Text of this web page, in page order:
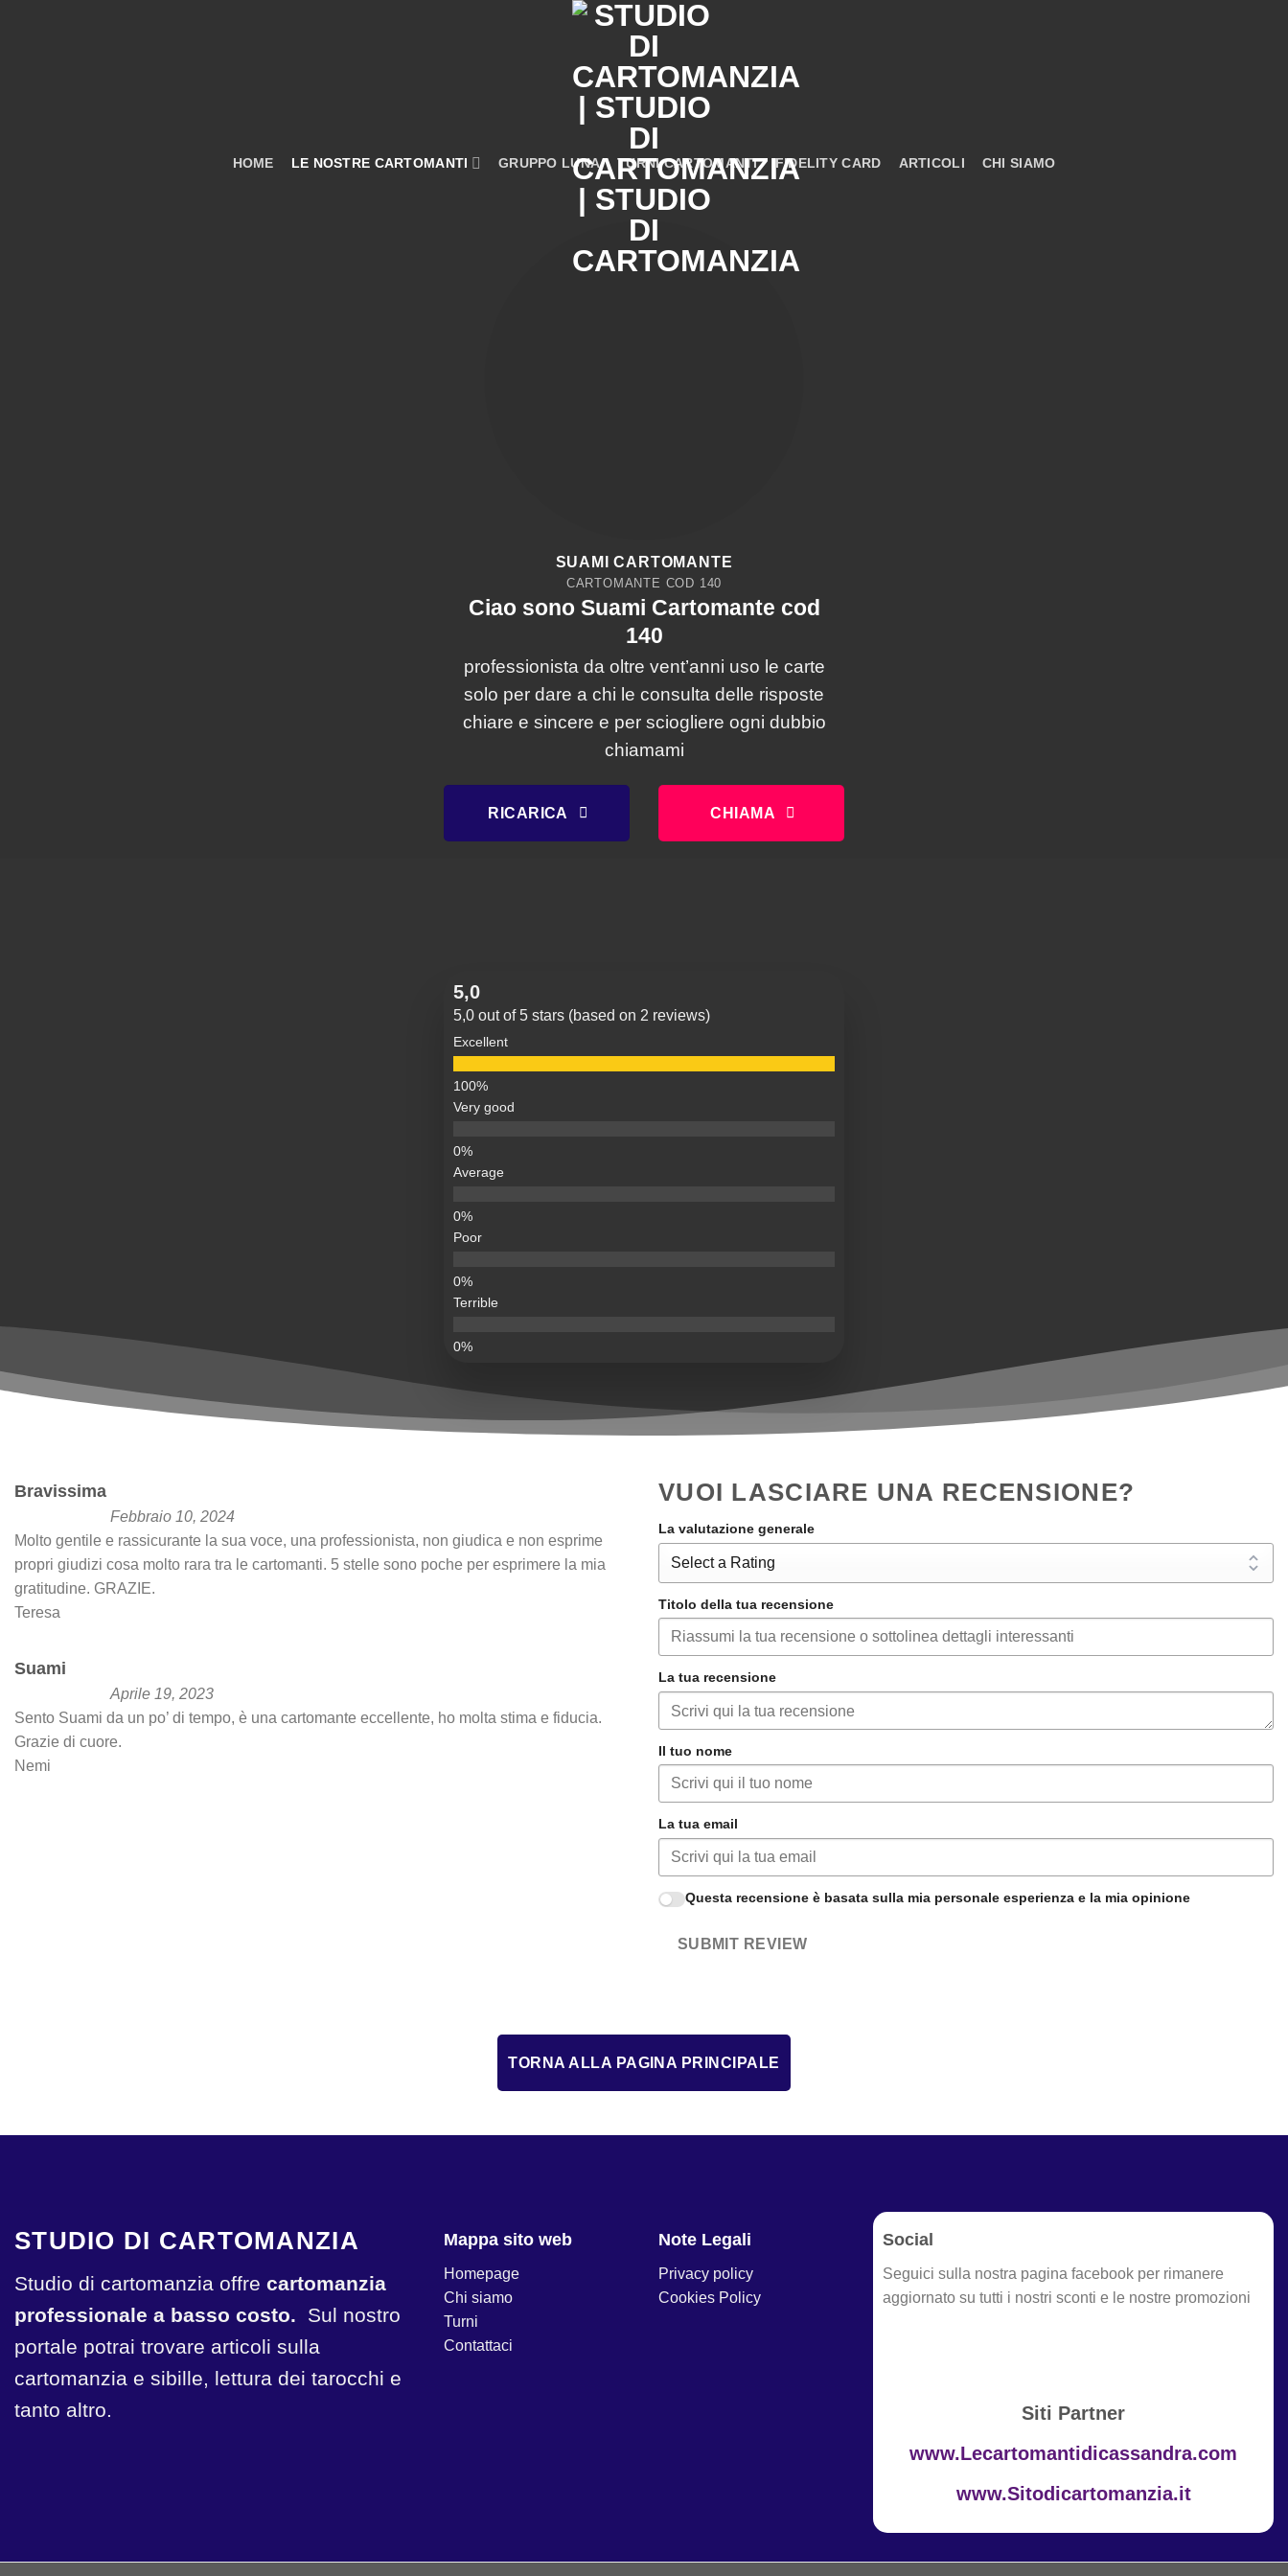
HOME LE NOSTRE CARTOMANTI GRUPPO LUNA TURNI CARTOMANTI FIDELITY CARD ARTICOLI CHI SIAMO
SUAMI CARTOMANTE
CARTOMANTE COD 140
Ciao sono Suami Cartomante cod
140
professionista da oltre vent’anni uso le carte
solo per dare a chi le consulta delle risposte
chiare e sincere e per sciogliere ogni dubbio
chiamami
RICARICA CHIAMA
5,0
5,0 out of 5 stars (based on 2 reviews)
Excellent
Very good
Average
Poor
Terrible
Bravissima
Febbraio 10, 2024
Molto gentile e rassicurante la sua voce, una professionista, non giudica e non esprime
propri giudizi cosa molto rara tra le cartomanti. 5 stelle sono poche per esprimere la mia
gratitudine. GRAZIE.
Teresa
Suami
Aprile 19, 2023
Sento Suami da un po’ di tempo, è una cartomante eccellente, ho molta stima e fiducia.
Grazie di cuore.
Nemi
VUOI LASCIARE UNA RECENSIONE?
La valutazione generale
Titolo della tua recensione
La tua recensione
Il tuo nome
La tua email
Questa recensione è basata sulla mia personale esperienza e la mia opinione
SUBMIT REVIEW
TORNA ALLA PAGINA PRINCIPALE
STUDIO DI CARTOMANZIA
Studio di cartomanzia offre cartomanzia
professionale a basso costo.
Sul nostro
portale potrai trovare articoli sulla
cartomanzia e sibille, lettura dei tarocchi e
tanto altro.
Mappa sito web
Homepage
Chi siamo
Turni
Contattaci
Note Legali
Privacy policy
Cookies Policy
Social
Seguici sulla nostra pagina facebook per rimanere
aggiornato su tutti i nostri sconti e le nostre promozioni
Siti Partner
www.Lecartomantidicassandra.com
www.Sitodicartomanzia.it